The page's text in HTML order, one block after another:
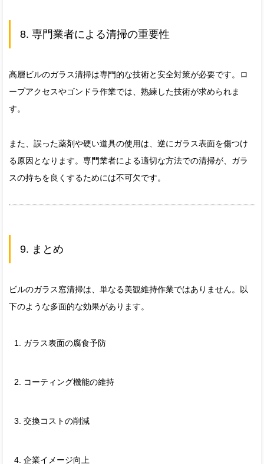
8. 専門業者による清掃の重要性
高層ビルのガラス清掃は専門的な技術と安全対策が必要です。ロ
ープアクセスやゴンドラ作業では、熟練した技術が求められま
す。
また、誤った薬剤や硬い道具の使用は、逆にガラス表面を傷つけ
る原因となります。専門業者による適切な方法での清掃が、ガラ
スの持ちを良くするためには不可欠です。
9. まとめ
ビルのガラス窓清掃は、単なる美観維持作業ではありません。以
下のような多面的な効果があります。
ガラス表面の腐食予防
コーティング機能の維持
交換コストの削減
企業イメージ向上